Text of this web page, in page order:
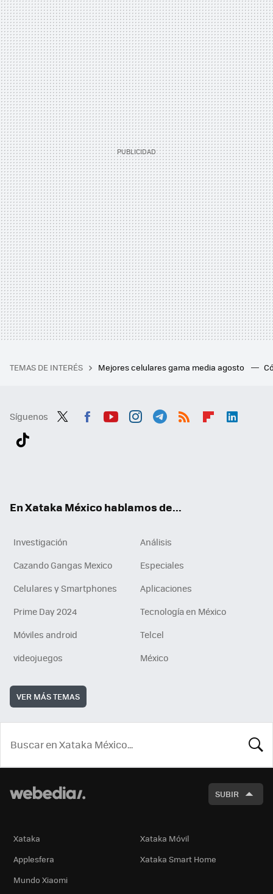
TEMAS DE INTERÉS Mejores celulares gama media agosto
Síguenos
En Xataka México hablamos de...
Investigación
Análisis
Cazando Gangas Mexico
Especiales
Celulares y Smartphones
Aplicaciones
Prime Day 2024
Tecnología en México
Móviles android
Telcel
videojuegos
México
VER MÁS TEMAS
SUBIR
Xataka
Xataka Móvil
Applesfera
Xataka Smart Home
Mundo Xiaomi